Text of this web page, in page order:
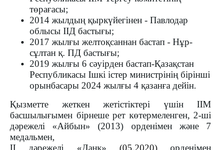
төрағасы;
2014 жылдың қыркүйегінен - Павлодар
облысы ІІД бастығы;
2017 жылғы желтоқсаннан бастап - Нұр-
сұлтан қ. ПД бастығы;
2019 жылғы 6 сәуірден бастап-Қазақстан
Республикасы Ішкі істер министрінің бірінші
орынбасары 2024 жылғы 4 қазанға дейін.
Қызметте жеткен жетістіктері үшін ІІМ
басшылығымен бірнеше рет көтермеленген, 2-ші
дәрежелі «Айбын» (2013) орденімен және 7
медальмен,